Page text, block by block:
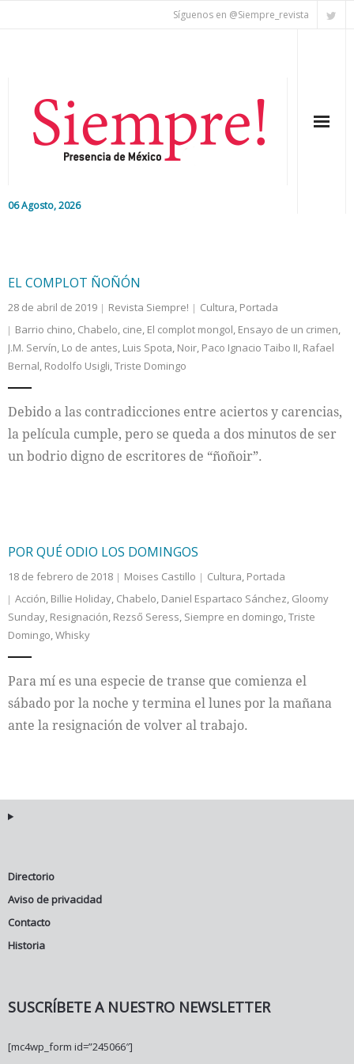
Síguenos en @Siempre_revista
06 Agosto, 2026
Nacional
Colaboradores
Cultura
EL COMPLOT ÑOÑÓN
28 de abril de 2019 Revista Siempre! Cultura, Portada
Barrio chino, Chabelo, cine, El complot mongol, Ensayo de un crimen,
J.M. Servín, Lo de antes, Luis Spota, Noir, Paco Ignacio Taibo II, Rafael
Bernal, Rodolfo Usigli,Triste Domingo
Debido a las contradicciones entre aciertos y carencias,
la película cumple, pero se queda a dos minutos de ser
un bodrio digno de escritores de “ñoñoir”.
POR QUÉ ODIO LOS DOMINGOS
18 de febrero de 2018 Moises Castillo Cultura, Portada
Acción, Billie Holiday, Chabelo, Daniel Espartaco Sánchez, Gloomy
Sunday, Resignación, Rezső Seress, Siempre en domingo,Triste
Domingo,Whisky
Para mí es una especie de transe que comienza el
sábado por la noche y termina el lunes por la mañana
ante la resignación de volver al trabajo.
Directorio
Aviso de privacidad
Contacto
Historia
SUSCRÍBETE A NUESTRO NEWSLETTER
[mc4wp_form id=”245066″]